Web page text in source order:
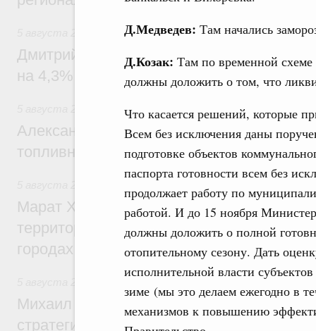
Д.Медведев: Там начались
Д.Козак: Там по временной
должны доложить о том, что
Что касается решений, которые
Всем без исключения даны
подготовке объектов
паспорта готовности всем без
продолжает работу по
работой. И до 15 ноября
должны доложить о полной
отопительному сезону. Дать
исполнительной власти
зиме (мы это делаем ежегодно в
механизмов к повышению
Внутренний и въездной туризм
Дмитрий Чернышенко: Внутренний
на 4,3%, въездной – на 20,1%
Оборот бензина и дизельного топлива
Александр Новак провёл совещание по
топливном рынке
Марат Хуснуллин: Первые проекты
территорий в Донбассе и Новороссии
городах ДНР
Вопросы производительности труда и
Михаил Мишустин дал поручения по
стратегической сессии, посвящённой